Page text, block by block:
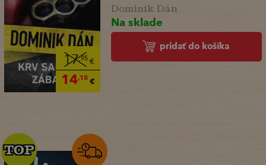
17,95€
14,18€
Dominik Dán
Na sklade
pridať do košíka
TOP
TOP